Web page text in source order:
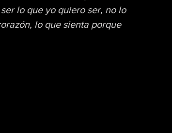
lo que yo quiero ser, no lo
lo que sienta porque